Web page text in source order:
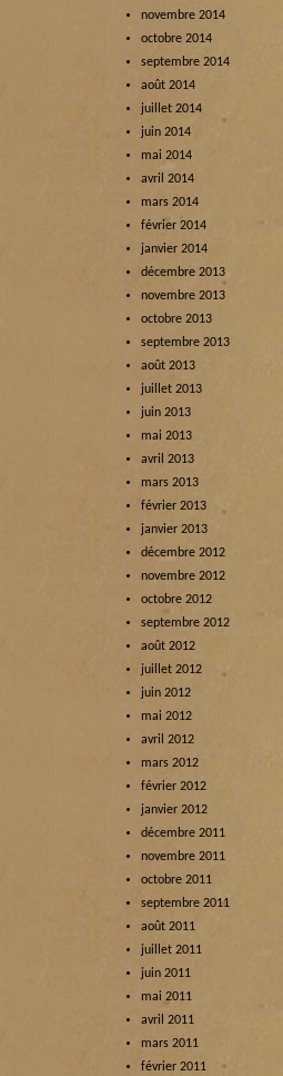
novembre 2014
octobre 2014
septembre 2014
août 2014
juillet 2014
juin 2014
mai 2014
avril 2014
mars 2014
février 2014
janvier 2014
décembre 2013
novembre 2013
octobre 2013
septembre 2013
août 2013
juillet 2013
juin 2013
mai 2013
avril 2013
mars 2013
février 2013
janvier 2013
décembre 2012
novembre 2012
octobre 2012
septembre 2012
août 2012
juillet 2012
juin 2012
mai 2012
avril 2012
mars 2012
février 2012
janvier 2012
décembre 2011
novembre 2011
octobre 2011
septembre 2011
août 2011
juillet 2011
juin 2011
mai 2011
avril 2011
mars 2011
février 2011